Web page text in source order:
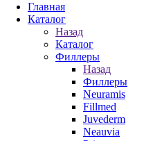
Главная
Каталог
Назад
Каталог
Филлеры
Назад
Филлеры
Neuramis
Fillmed
Juvederm
Neauvia